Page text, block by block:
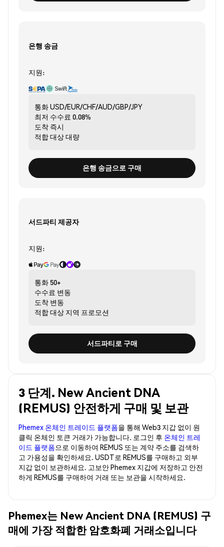
은행 송금
지원:
통화USD/EUR/CHF/AUD/GBP/JPY
최저 수수료 0.08%
도착 즉시
적합 대상대량
은행 송금으로 구매
서드파티 제공자
지원:
통화 50+
수수료 변동
도착 변동
적합 대상 지역 프로모션
서드파티로 구매
3 단계. New Ancient DNA
(REMUS) 안전하게 구매 및 보관
Phemex 온체인 트레이드 플랫폼을 통해 Web3 지갑 없이 원
클릭 온체인 토큰 거래가 가능합니다. 로그인 후 온체인 트레
이드 플랫폼으로 이동하여 REMUS 또는 계약 주소를 검색하
고 가용성을 확인하세요. USDT로 REMUS를 구매하고 외부
지갑 없이 보관하세요. 고보안 Phemex 지갑에 저장하고 안전
하게 REMUS를 구매하여 거래 또는 보관을 시작하세요.
Phemex는 New Ancient DNA (REMUS) 구
매에 가장 적합한 암호화폐 거래소입니다